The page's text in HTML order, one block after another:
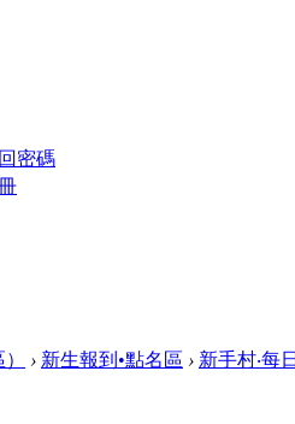
密碼
› 新生報到•點名區 › 新手村‧每